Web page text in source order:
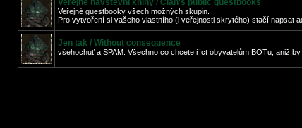
Veřejné návštěvní knihy / Clan's public guestbooks
Veřejné guestbooky všech možných skupin.
Pro vytvoření si vašeho vlastního (i veřejnosti skrytého) stačí napsat
Jen tak / Without consequence
všehochuť a SPAM. Všechno co chcete říct obyvatelům BOTu, aniž by